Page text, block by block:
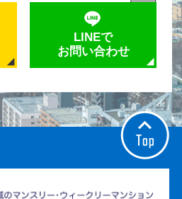
LINEで
お問い合わせ